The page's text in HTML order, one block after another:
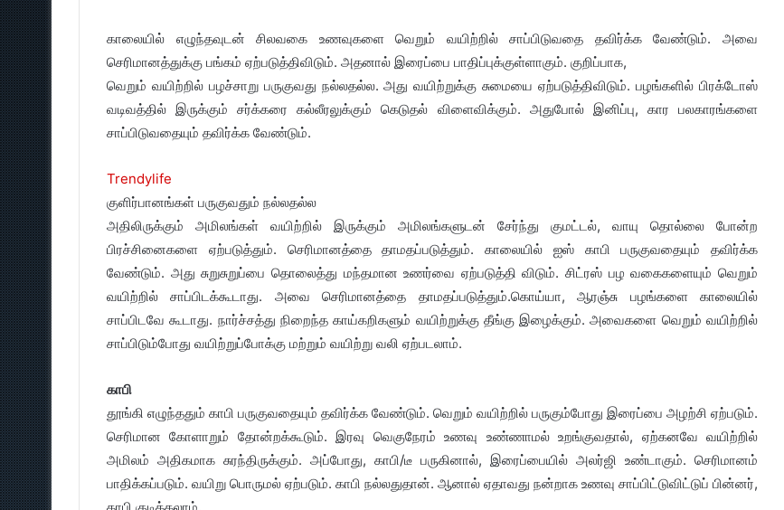
காலையில் எழுந்தவுடன் சிலவகை உணவுகளை வெறும் வயிற்றில் சாப்பிடுவதை தவிர்க்க வேண்டும். அவை
செரிமானத்துக்கு பங்கம் ஏற்படுத்திவிடும். அதனால் இரைப்பை பாதிப்புக்குள்ளாகும். குறிப்பாக,
வெறும் வயிற்றில் பழச்சாறு பருகுவது நல்லதல்ல. அது வயிற்றுக்கு சுமையை ஏற்படுத்திவிடும். பழங்களில் பிரக்டோஸ்
வடிவத்தில் இருக்கும் சர்க்கரை கல்லீரலுக்கும் கெடுதல் விளைவிக்கும். அதுபோல் இனிப்பு, கார பலகாரங்களை
சாப்பிடுவதையும் தவிர்க்க வேண்டும்.
Trendylife
குளிர்பானங்கள் பருகுவதும் நல்லதல்ல
அதிலிருக்கும் அமிலங்கள் வயிற்றில் இருக்கும் அமிலங்களுடன் சேர்ந்து குமட்டல், வாயு தொல்லை போன்ற
பிரச்சினைகளை ஏற்படுத்தும். செரிமானத்தை தாமதப்படுத்தும். காலையில் ஐஸ் காபி பருகுவதையும் தவிர்க்க
வேண்டும். அது சுறுசுறுப்பை தொலைத்து மந்தமான உணர்வை ஏற்படுத்தி விடும். சிட்ரஸ் பழ வகைகளையும் வெறும்
வயிற்றில் சாப்பிடக்கூடாது. அவை செரிமானத்தை தாமதப்படுத்தும்.கொய்யா, ஆரஞ்சு பழங்களை காலையில்
சாப்பிடவே கூடாது. நார்ச்சத்து நிறைந்த காய்கறிகளும் வயிற்றுக்கு தீங்கு இழைக்கும். அவைகளை வெறும் வயிற்றில்
சாப்பிடும்போது வயிற்றுப்போக்கு மற்றும் வயிற்று வலி ஏற்படலாம்.
காபி
தூங்கி எழுந்ததும் காபி பருகுவதையும் தவிர்க்க வேண்டும். வெறும் வயிற்றில் பருகும்போது இரைப்பை அழற்சி ஏற்படும்.
செரிமான கோளாறும் தோன்றக்கூடும். இரவு வெகுநேரம் உணவு உண்ணாமல் உறங்குவதால், ஏற்கனவே வயிற்றில்
அமிலம் அதிகமாக சுரந்திருக்கும். அப்போது, காபி/டீ பருகினால், இரைப்பையில் அலர்ஜி உண்டாகும். செரிமானம்
பாதிக்கப்படும். வயிறு பொருமல் ஏற்படும். காபி நல்லதுதான். ஆனால் ஏதாவது நன்றாக உணவு சாப்பிட்டுவிட்டுப் பின்னர்,